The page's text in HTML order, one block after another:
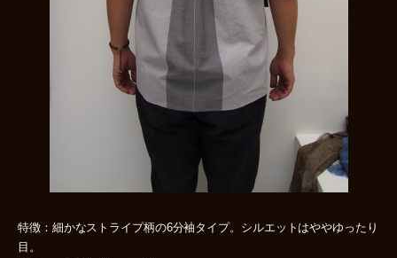
特徴：細かなストライプ柄の6分袖タイプ。シルエットはややゆったり
目。